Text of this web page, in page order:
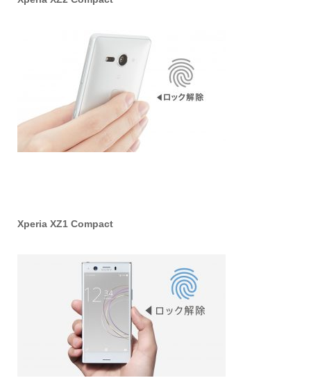
Xperia XZ1 Compact